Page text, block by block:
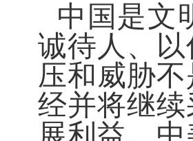
中国是文
诚待人、
压和威胁
经并将继